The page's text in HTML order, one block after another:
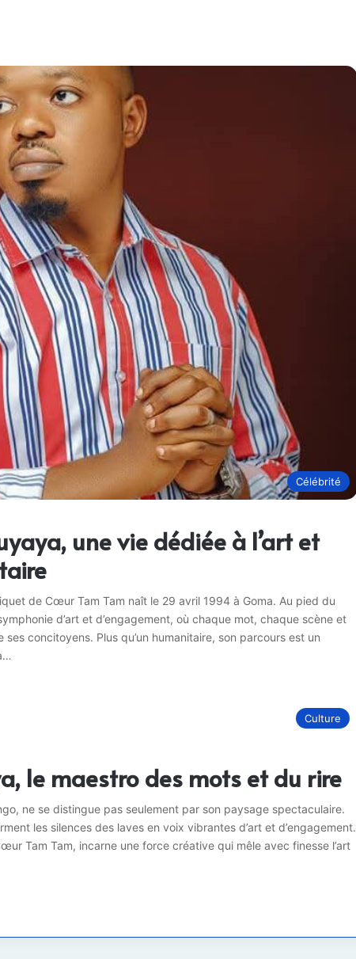
Célébrité
une vie dédiée à l’art et
de Cœur Tam Tam naît le 29 avril 1994 à Goma. Au pied du
d’art et d’engagement, où chaque mot, chaque scène et
concitoyens. Plus qu’un humanitaire, son parcours est un
Culture
le maestro des mots et du rire
ne se distingue pas seulement par son paysage spectaculaire.
les silences des laves en voix vibrantes d’art et d’engagement.
Tam Tam, incarne une force créative qui mêle avec finesse l’art